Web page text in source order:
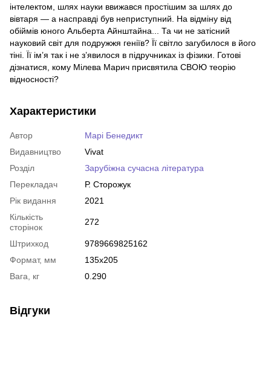
інтелектом, шлях науки ввижався простішим за шлях до
вівтаря — а насправді був неприступний. На відміну від
обіймів юного Альберта Айнштайна... Та чи не затісний
науковий світ для подружжя геніїв? Її світло загубилося в його
тіні. Її ім’я так і не з’явилося в підручниках із фізики. Готові
дізнатися, кому Мілева Марич присвятила СВОЮ теорію
відносності?
Характеристики
Автор
Марі Бенедикт
Видавництво
Vivat
Розділ
Зарубіжна сучасна література
Перекладач
Р. Сторожук
Рік видання
2021
Кількість
сторінок
272
Штрихкод
9789669825162
Формат, мм
135х205
Вага, кг
0.290
Відгуки